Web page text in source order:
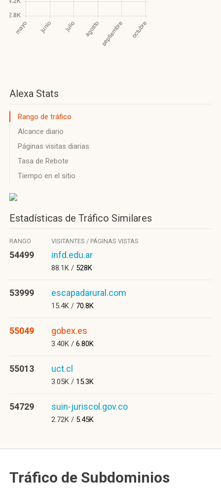
Alexa Stats
Rango de tráfico
Alcance diario
Páginas visitas diarias
Tasa de Rebote
Tiempo en el sitio
Estadísticas de Tráfico Similares
RANGO VISITANTES / PÁGINAS VISTAS
54499 infd.edu.ar
88.1K / 528K
53999 escapadarural.com
15.4K / 70.8K
55049 gobex.es
3.40K / 6.80K
55013 uct.cl
3.05K / 15.3K
54729 suin-juriscol.gov.co
2.72K / 5.45K
Tráfico de Subdominios